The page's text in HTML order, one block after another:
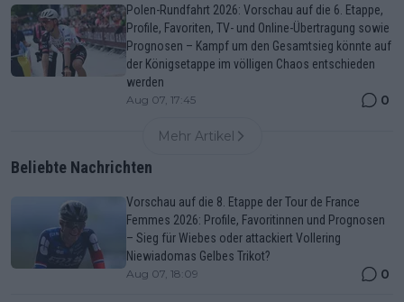
Polen-Rundfahrt 2026: Vorschau auf die 6. Etappe,
Profile, Favoriten, TV- und Online-Übertragung sowie
Prognosen – Kampf um den Gesamtsieg könnte auf
der Königsetappe im völligen Chaos entschieden
werden
Aug 07, 17:45 0
Mehr Artikel
Beliebte Nachrichten
Vorschau auf die 8. Etappe der Tour de France
Femmes 2026: Profile, Favoritinnen und Prognosen
– Sieg für Wiebes oder attackiert Vollering
Niewiadomas Gelbes Trikot?
Aug 07, 18:09 0